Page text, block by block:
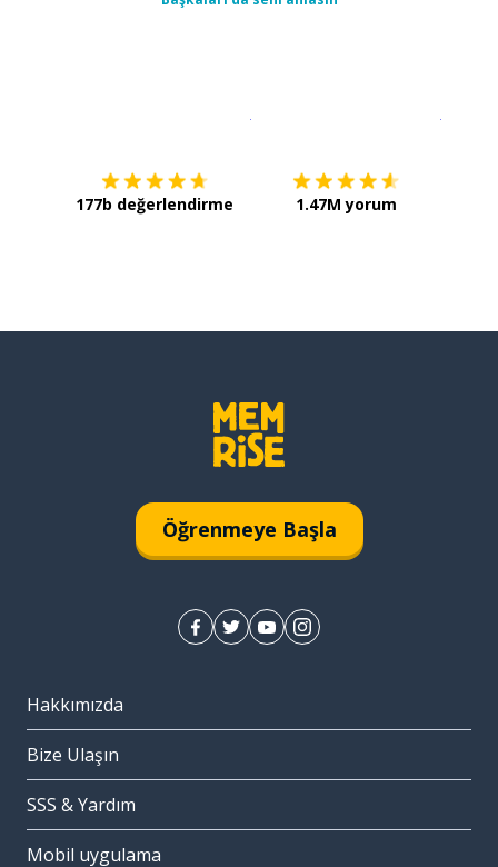
177b değerlendirme 1.47M yorum
Öğrenmeye Başla
Hakkımızda
Bize Ulaşın
SSS & Yardım
Mobil uygulama